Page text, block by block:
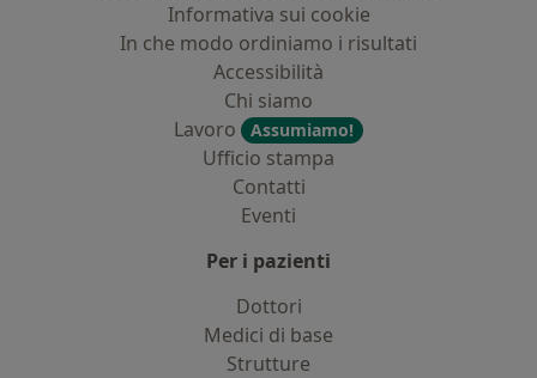
Informativa sui cookie
In che modo ordiniamo i risultati
Accessibilità
Chi siamo
Lavoro
Assumiamo!
Ufficio stampa
Contatti
Eventi
Per i pazienti
Dottori
Medici di base
Strutture